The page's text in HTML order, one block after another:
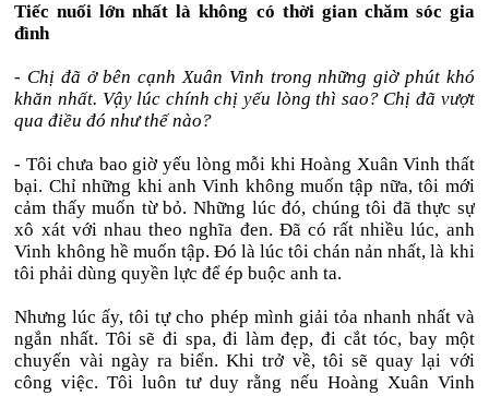
Tiếc nuối lớn nhất là không có thời gian chăm sóc gia
đình
- Chị đã ở bên cạnh Xuân Vinh trong những giờ phút khó
khăn nhất. Vậy lúc chính chị yếu lòng thì sao? Chị đã vượt
qua điều đó như thế nào?
- Tôi chưa bao giờ yếu lòng mỗi khi Hoàng Xuân Vinh thất
bại. Chỉ những khi anh Vinh không muốn tập nữa, tôi mới
cảm thấy muốn từ bỏ. Những lúc đó, chúng tôi đã thực sự
xô xát với nhau theo nghĩa đen. Đã có rất nhiều lúc, anh
Vinh không hề muốn tập. Đó là lúc tôi chán nản nhất, là khi
tôi phải dùng quyền lực để ép buộc anh ta.
Nhưng lúc ấy, tôi tự cho phép mình giải tỏa nhanh nhất và
ngắn nhất. Tôi sẽ đi spa, đi làm đẹp, đi cắt tóc, bay một
chuyến vài ngày ra biển. Khi trở về, tôi sẽ quay lại với
công việc. Tôi luôn tư duy rằng nếu Hoàng Xuân Vinh